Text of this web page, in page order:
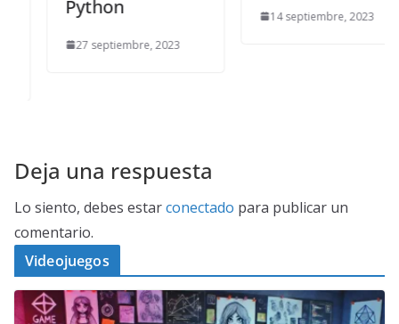
Python
27 septiembre, 2023
14 septiembre, 2023
Deja una respuesta
Lo siento, debes estarconectado para publicar un
comentario.
Videojuegos